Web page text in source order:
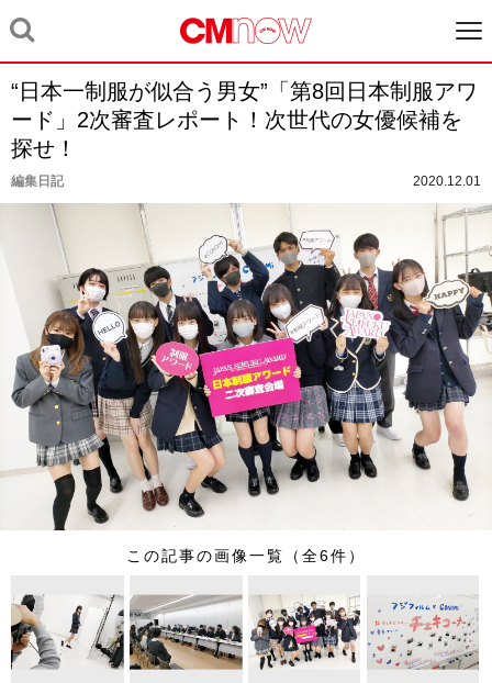
“日本一制服が似合う男女”「第8回日本制服アワ
ード」2次審査レポート！次世代の女優候補を
探せ！
編集日記 2020.12.01
この記事の画像一覧（全6件）